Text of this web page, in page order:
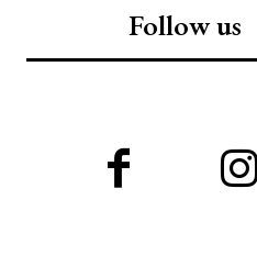
Follow us